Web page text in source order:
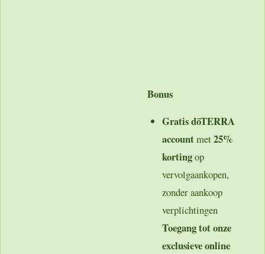
Bonus
Gratis dōTERRA
accountmet25%
kortingop
vervolgaankopen,
zonder aankoop
verplichtingen
Toegang tot onze
exclusieve online